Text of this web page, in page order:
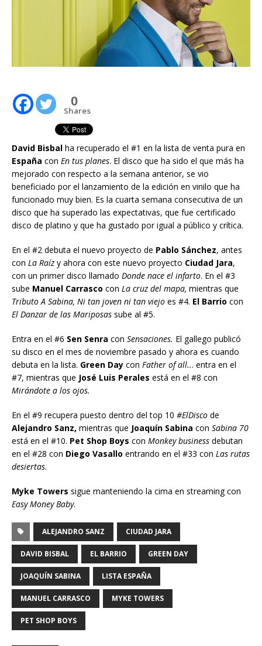
0
Shares
David Bisbal ha recuperado el #1 en la lista de venta pura en
España con En tus planes. El disco que ha sido el que más ha
mejorado con respecto a la semana anterior, se vio
beneficiado por el lanzamiento de la edición en vinilo que ha
funcionado muy bien. Es la cuarta semana consecutiva de un
disco que ha superado las expectativas, que fue certificado
disco de platino y que ha gustado por igual a público y crítica.
En el #2 debuta el nuevo proyecto de Pablo Sánchez, antes
con La Raíz y ahora con este nuevo proyecto Ciudad Jara,
con un primer disco llamado Donde nace el infarto. En el #3
sube Manuel Carrasco con La cruz del mapa, mientras que
Tributo A Sabina, Ni tan joven ni tan viejo es #4. El Barrio con
El Danzar de las Mariposas sube al #5.
Entra en el #6 Sen Senra con Sensaciones. El gallego publicó
su disco en el mes de noviembre pasado y ahora es cuando
debuta en la lista. Green Day con Father of all... entra en el
#7, mientras que José Luis Perales está en el #8 con
Mirándote a los ojos.
En el #9 recupera puesto dentro del top 10 #ElDisco de
Alejandro Sanz, mientras que Joaquín Sabina con Sabina 70
está en el #10. Pet Shop Boys con Monkey business debutan
en el #28 con Diego Vasallo entrando en el #33 con Las rutas
desiertas.
Myke Towers sigue manteniendo la cima en streaming con
Easy Money Baby.
ALEJANDRO SANZ CIUDAD JARA
DAVID BISBAL EL BARRIO GREEN DAY
JOAQUÍN SABINA LISTA ESPAÑA
MANUEL CARRASCO MYKE TOWERS
PET SHOP BOYS